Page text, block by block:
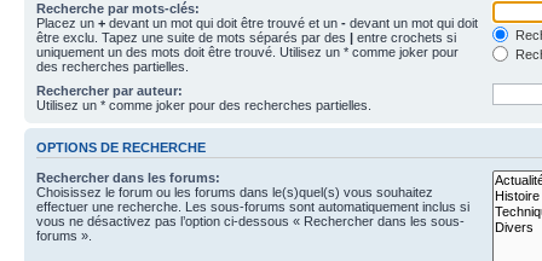
Recherche par mots-clés:
Placez un + devant un mot qui doit être trouvé et un - devant un mot qui doit
être exclu. Tapez une suite de mots séparés par des | entre crochets si
uniquement un des mots doit être trouvé. Utilisez un * comme joker pour
des recherches partielles.
Rechercher par auteur:
Utilisez un * comme joker pour des recherches partielles.
OPTIONS DE RECHERCHE
Rechercher dans les forums:
Choisissez le forum ou les forums dans le(s)quel(s) vous souhaitez
effectuer une recherche. Les sous-forums sont automatiquement inclus si
vous ne désactivez pas l’option ci-dessous « Rechercher dans les sous-
forums ».